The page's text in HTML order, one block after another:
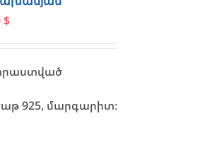
$
925, մարգարիտ։